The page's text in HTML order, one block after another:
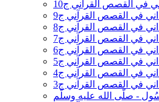
في القصص القرآني ج10
في القصص القرآني ج9
في القصص القرآني ج8
في القصص القرآني ج7
في القصص القرآني ج6
في القصص القرآني ج5
في القصص القرآني ج4
في القصص القرآني ج3
- صلّى الله عليه وسلّم